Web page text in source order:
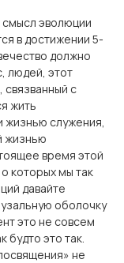
эволюции
в достижении 5-
должно
людей, этот
с
жить
жизнью служения,
жизнью
время этой
которых мы так
давайте
оболочку
это не совсем
будто это так.
не